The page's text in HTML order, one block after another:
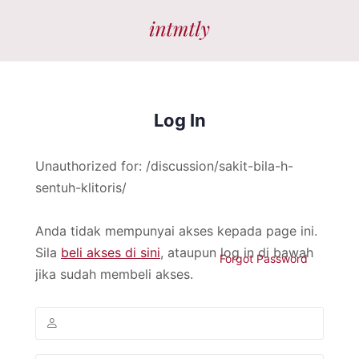
Log In
Unauthorized for: /discussion/sakit-bila-h-
sentuh-klitoris/
Anda tidak mempunyai akses kepada page ini.
Sila beli akses di sini, ataupun log in di bawah
jika sudah membeli akses.
Forgot Password